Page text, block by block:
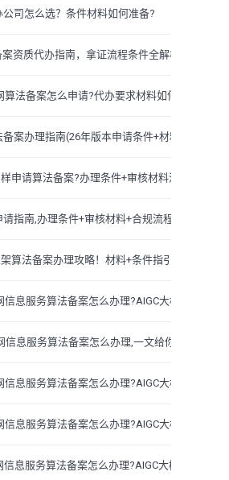
司怎么选？条件材料如何准备?
资质代办指南，拿证流程条件全解析！
算法备案怎么申请?代办要求材料如何准备
案办理指南(26年版本申请条件+材料流
申请算法备案?办理条件+审核材料流程
指南,办理条件+审核材料+合规流程全拆
算法备案办理攻略！材料+条件指引
息服务算法备案怎么办理?AIGC大模型条件
信息服务算法备案怎么办理,一文给你讲清
息服务算法备案怎么办理?AIGC大模型条件
息服务算法备案怎么办理?AIGC大模型条件
息服务算法备案怎么办理?AIGC大模型条